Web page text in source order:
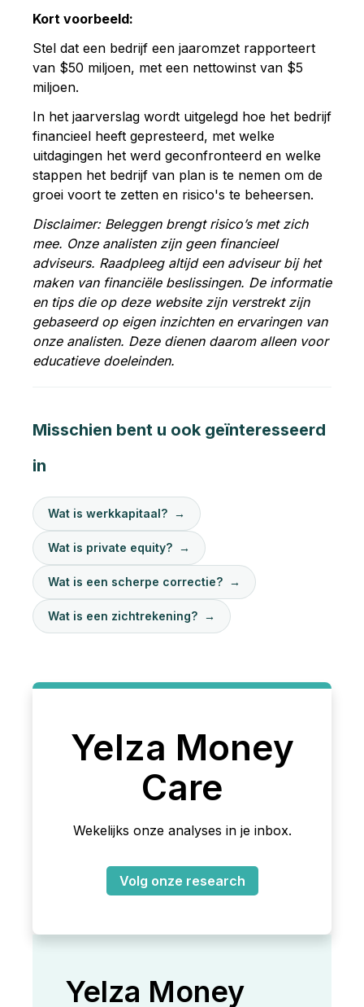
Kort voorbeeld:
Stel dat een bedrijf een jaaromzet rapporteert
van $50 miljoen, met een nettowinst van $5
miljoen.
In het jaarverslag wordt uitgelegd hoe het bedrijf
financieel heeft gepresteerd, met welke
uitdagingen het werd geconfronteerd en welke
stappen het bedrijf van plan is te nemen om de
groei voort te zetten en risico's te beheersen.
Disclaimer: Beleggen brengt risico’s met zich
mee. Onze analisten zijn geen financieel
adviseurs. Raadpleeg altijd een adviseur bij het
maken van financiële beslissingen. De informatie
en tips die op deze website zijn verstrekt zijn
gebaseerd op eigen inzichten en ervaringen van
onze analisten. Deze dienen daarom alleen voor
educatieve doeleinden.
Misschien bent u ook geïnteresseerd
in
Wat is werkkapitaal? →
Wat is private equity? →
Wat is een scherpe correctie? →
Wat is een zichtrekening? →
Yelza Money
Care
Wekelijks onze analyses in je inbox.
Volg onze research
Yelza Money